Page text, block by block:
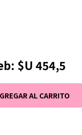
$U 454,5